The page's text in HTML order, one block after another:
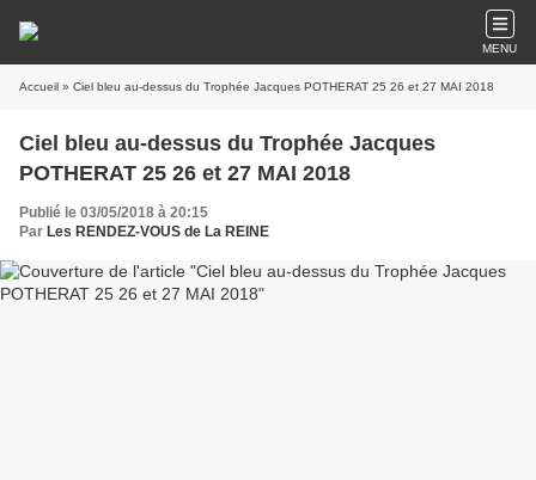
MENU
Accueil » Ciel bleu au-dessus du Trophée Jacques POTHERAT 25 26 et 27 MAI 2018
Ciel bleu au-dessus du Trophée Jacques
POTHERAT 25 26 et 27 MAI 2018
Publié le 03/05/2018 à 20:15
Par Les RENDEZ-VOUS de La REINE